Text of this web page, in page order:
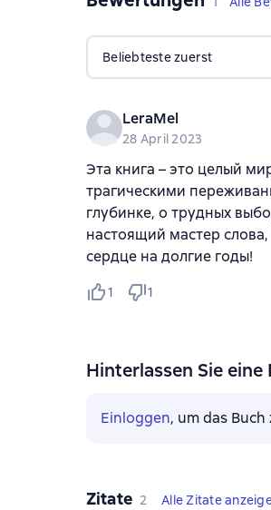
Beliebteste zuerst
LeraMel
28 April 2023
Эта книга – это целый
трагическими
глубинке, о трудных
настоящий мастер
сердце на долгие годы!
1 1
Hinterlassen Sie eine
Einloggen, um das
Zitate 2 Alle Zitate